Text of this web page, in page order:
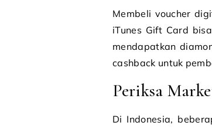
Membeli voucher
iTunes Gift Card
mendapatkan
cashback untuk
Periksa
Di Indonesia,